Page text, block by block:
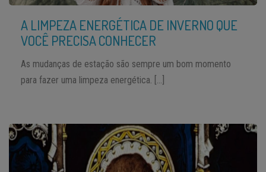
A LIMPEZA ENERGÉTICA DE INVERNO QUE
VOCÊ PRECISA CONHECER
As mudanças de estação são sempre um bom momento
para fazer uma limpeza energética. […]